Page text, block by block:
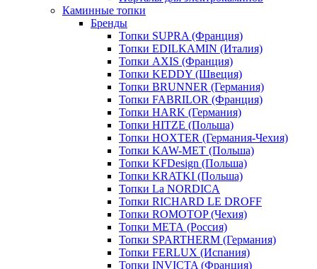
Каминные топки
Бренды
Топки SUPRA (Франция)
Топки EDILKAMIN (Италия)
Топки AXIS (Франция)
Топки KEDDY (Швеция)
Топки BRUNNER (Германия)
Топки FABRILOR (Франция)
Топки HARK (Германия)
Топки HITZE (Польша)
Топки HOXTER (Германия-Чехия)
Топки KAW-MET (Польша)
Топки KFDesign (Польша)
Топки KRATKI (Польша)
Топки La NORDICA
Топки RICHARD LE DROFF
Топки ROMOTOP (Чехия)
Топки МЕТА (Россия)
Топки SPARTHERM (Германия)
Топки FERLUX (Испания)
Топки INVICTA (Франция)